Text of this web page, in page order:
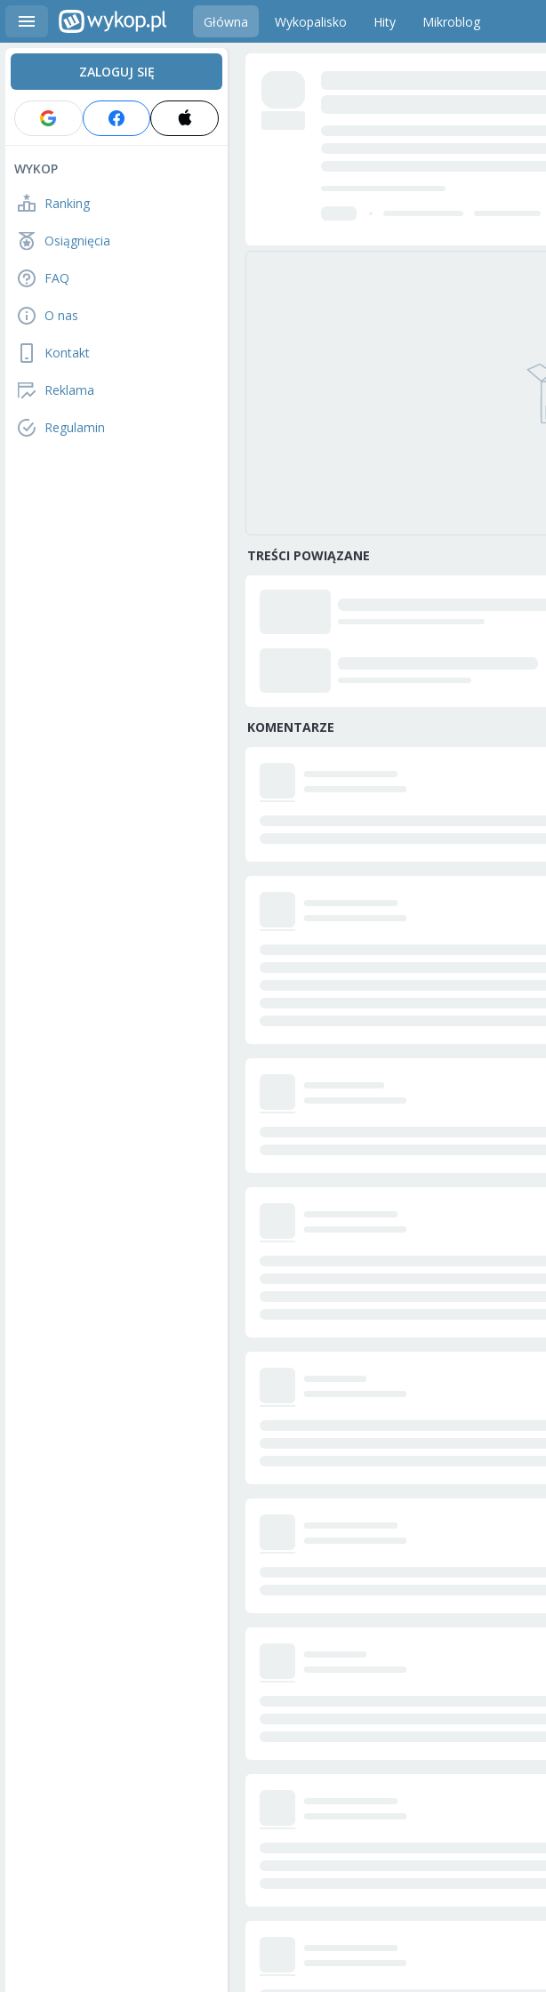
Główna Wykopalisko Hity Mikroblog
ZALOGUJ SIĘ
WYKOP
Ranking
Osiągnięcia
FAQ
O nas
Kontakt
Reklama
Regulamin
TREŚCI POWIĄZANE
KOMENTARZE